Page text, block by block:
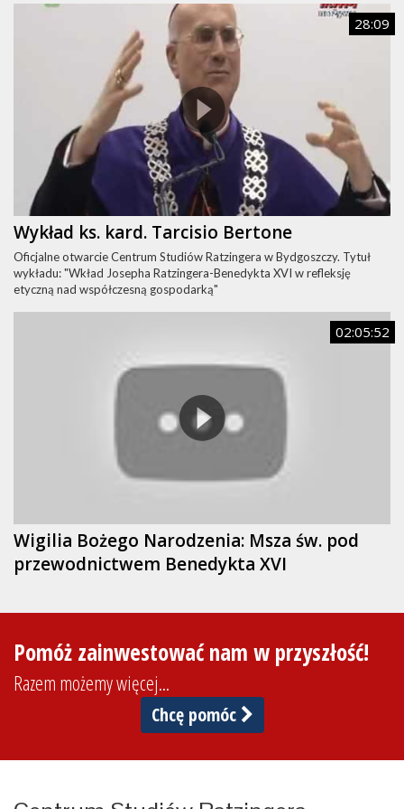
28:09
Wykład ks. kard. Tarcisio Bertone
Oficjalne otwarcie Centrum Studiów Ratzingera w Bydgoszczy. Tytuł
wykładu: "Wkład Josepha Ratzingera-Benedykta XVI w refleksję
etyczną nad współczesną gospodarką"
02:05:52
Wigilia Bożego Narodzenia: Msza św. pod
przewodnictwem Benedykta XVI
Pomóż zainwestować nam w przyszłość!
Razem możemy więcej...
Chcę pomóc